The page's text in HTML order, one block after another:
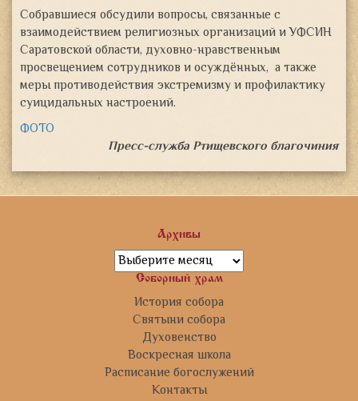
Собравшиеся обсудили вопросы, связанные с
взаимодействием религиозных организаций и УФСИН
Саратовской области, духовно-нравственным
просвещением сотрудников и осуждённых, а также
меры противодействия экстремизму и профилактику
суицидальных настроений.
ФОТО
Пресс-служба Ртищевского благочиния
Архивы
Архивы
Соборный храм
История собора
Святыни собора
Духовенство
Воскресная школа
Расписание богослужений
Контакты